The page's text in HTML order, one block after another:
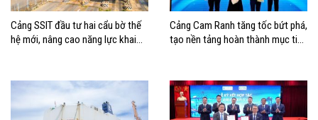
Cảng SSIT đầu tư hai cẩu bờ thế
hệ mới, nâng cao năng lực khai
Cảng Cam Ranh tăng tốc bứt phá,
tạo nền tảng hoàn thành mục tiêu